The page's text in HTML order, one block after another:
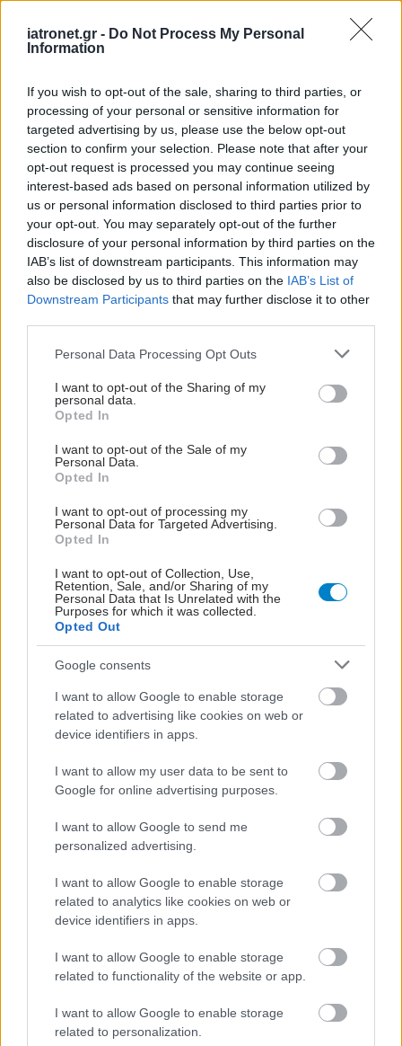
iatronet.gr - Do Not Process My Personal
Information
If you wish to opt-out of the sale, sharing to third parties, or
processing of your personal or sensitive information for
targeted advertising by us, please use the below opt-out
section to confirm your selection. Please note that after your
opt-out request is processed you may continue seeing
interest-based ads based on personal information utilized by
us or personal information disclosed to third parties prior to
your opt-out. You may separately opt-out of the further
disclosure of your personal information by third parties on the
IAB’s list of downstream participants. This information may
also be disclosed by us to third parties on the IAB’s List of
Downstream Participants that may further disclose it to other
Please note that this website/app uses one or more Google
not limited to your visit or usage behaviour. You may click to
grant or deny consent to Google and its third-party tags to
use your data for below specified purposes in below Google
consent section.
Personal Data Processing Opt Outs
I want to opt-out of the Sharing of my
personal data.
Opted In
I want to opt-out of the Sale of my
Personal Data.
Opted In
I want to opt-out of processing my
Personal Data for Targeted Advertising.
Opted In
I want to opt-out of Collection, Use,
Retention, Sale, and/or Sharing of my
Personal Data that Is Unrelated with the
Purposes for which it was collected.
Opted Out
Google consents
I want to allow Google to enable storage
related to advertising like cookies on web or
device identifiers in apps.
I want to allow my user data to be sent to
Google for online advertising purposes.
I want to allow Google to send me
personalized advertising.
I want to allow Google to enable storage
related to analytics like cookies on web or
device identifiers in apps.
I want to allow Google to enable storage
related to functionality of the website or app.
I want to allow Google to enable storage
related to personalization.